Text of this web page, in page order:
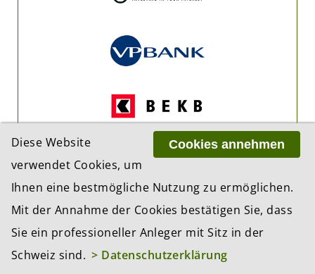
Cookies annehmen
Diese Website
verwendet Cookies, um
Ihnen eine bestmögliche Nutzung zu ermöglichen.
Mit der Annahme der Cookies bestätigen Sie, dass
Sie ein professioneller Anleger mit Sitz in der
Schweiz sind. > Datenschutzerklärung